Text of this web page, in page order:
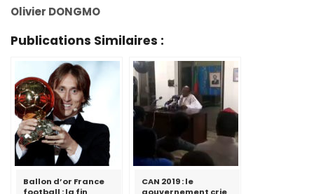
Olivier DONGMO
Publications Similaires :
Ballon d’or France
football : la fin
CAN 2019 : le
gouvernement crie